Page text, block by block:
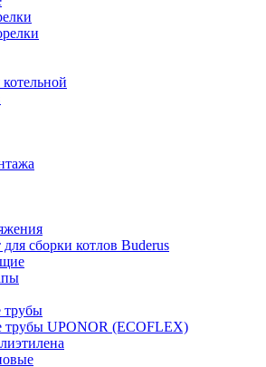
сборки котлов Buderus
трубы
трубы UPONOR (ECOFLEX)